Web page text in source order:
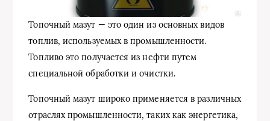
Топочный мазут — это один из основных видов
топлив, используемых в промышленности.
Топливо это получается из нефти путем
специальной обработки и очистки.
Топочный мазут широко применяется в различных
отраслях промышленности, таких как энергетика,